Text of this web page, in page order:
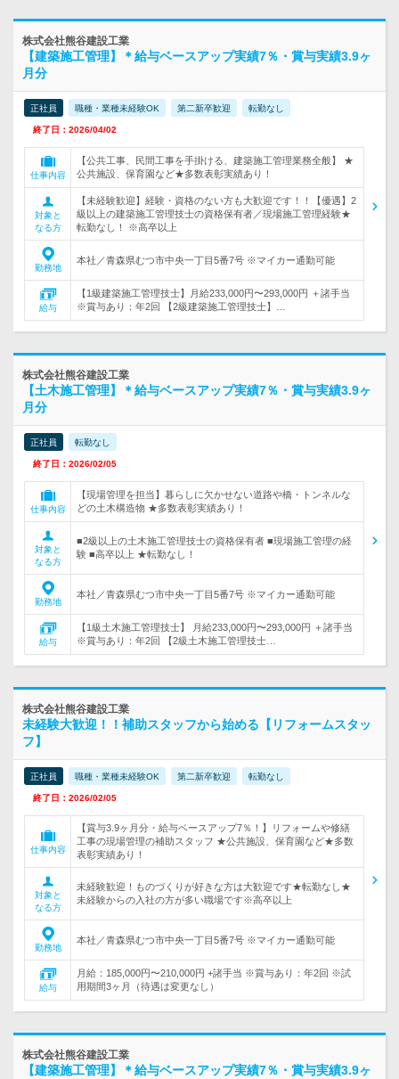
株式会社熊谷建設工業
【建築施工管理】＊給与ベースアップ実績7％・賞与実績3.9ヶ
月分
正社員 職種・業種未経験OK 第二新卒歓迎 転勤なし
終了日：2026/04/02
仕事内容
【公共工事、民間工事を手掛ける、建築施工管理業務全般】 ★
公共施設、保育園など★多数表彰実績あり！
対象と
なる方
【未経験歓迎】経験・資格のない方も大歓迎です！！【優遇】2
級以上の建築施工管理技士の資格保有者／現場施工管理経験★
転勤なし！ ※高卒以上
勤務地
本社／青森県むつ市中央一丁目5番7号 ※マイカー通勤可能
給与
【1級建築施工管理技士】月給233,000円〜293,000円 ＋諸手当
※賞与あり：年2回 【2級建築施工管理技士】…
株式会社熊谷建設工業
【土木施工管理】＊給与ベースアップ実績7％・賞与実績3.9ヶ
月分
正社員 転勤なし
終了日：2026/02/05
仕事内容
【現場管理を担当】暮らしに欠かせない道路や橋・トンネルな
どの土木構造物 ★多数表彰実績あり！
対象と
なる方
■2級以上の土木施工管理技士の資格保有者 ■現場施工管理の経
験 ■高卒以上 ★転勤なし！
勤務地
本社／青森県むつ市中央一丁目5番7号 ※マイカー通勤可能
給与
【1級土木施工管理技士】 月給233,000円〜293,000円 ＋諸手当
※賞与あり：年2回 【2級土木施工管理技士…
株式会社熊谷建設工業
未経験大歓迎！！補助スタッフから始める【リフォームスタッ
フ】
正社員 職種・業種未経験OK 第二新卒歓迎 転勤なし
終了日：2026/02/05
仕事内容
【賞与3.9ヶ月分・給与ベースアップ7％！】リフォームや修繕
工事の現場管理の補助スタッフ ★公共施設、保育園など★多数
表彰実績あり！
対象と
なる方
未経験歓迎！ものづくりが好きな方は大歓迎です★転勤なし★
未経験からの入社の方が多い職場です※高卒以上
勤務地
本社／青森県むつ市中央一丁目5番7号 ※マイカー通勤可能
給与
月給：185,000円〜210,000円 +諸手当 ※賞与あり：年2回 ※試
用期間3ヶ月（待遇は変更なし）
株式会社熊谷建設工業
【建築施工管理】＊給与ベースアップ実績7％・賞与実績3.9ヶ